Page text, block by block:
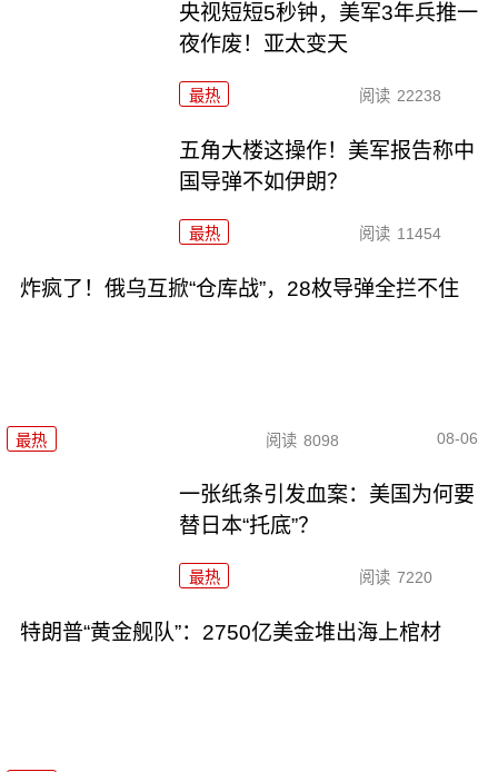
央视短短5秒钟，美军3年兵推一
夜作废！亚太变天
最热 阅读 22238
五角大楼这操作！美军报告称中
国导弹不如伊朗？
最热 阅读 11454
炸疯了！俄乌互掀“仓库战”，28枚导弹全拦不住
最热 阅读 8098 08-06
一张纸条引发血案：美国为何要
替日本“托底”？
最热 阅读 7220
特朗普“黄金舰队”：2750亿美金堆出海上棺材